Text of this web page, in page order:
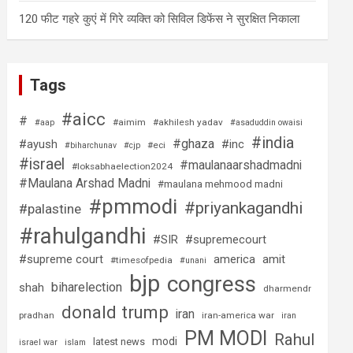
120 फीट गहरे कुएं में गिरे व्यक्ति को सिविल डिफेंस ने सुरक्षित निकाला
Tags
# #aap #aicc #aimim #akhilesh yadav #asaduddin owaisi
#ayush #biharchunav #cjp #eci #ghaza #inc #india
#israel #loksabhaelection2024
#maulanaarshadmadni
#Maulana Arshad Madni
#maulana mehmood madni
#palastine #pmmodi #priyankagandhi
#rahulgandhi #SIR #supremecourt
#supreme court
#timesofpedia #unani america amit
shah biharelection bjp congress dharmendr
pradhan donald trump iran iran-america war iran
israel war islam latest news modi PM MODI Rahul